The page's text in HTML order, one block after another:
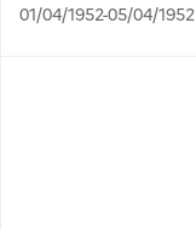
01/04/1952-05/04/1952